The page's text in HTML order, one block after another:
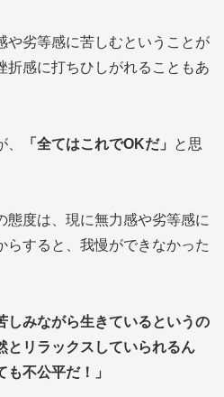
や劣等感に苦しむということが
折感に打ちひしがれることもあ
「全てはこれでOKだ」
と思
態度は、現に無力感や劣等感に
らすると、我慢ができなかった
しみながら生きているというの
とリラックスしていられるん
不公平だ！」